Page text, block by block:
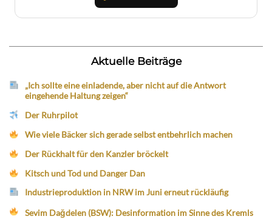
Aktuelle Beiträge
„Ich sollte eine einladende, aber nicht auf die Antwort
eingehende Haltung zeigen“
Der Ruhrpilot
Wie viele Bäcker sich gerade selbst entbehrlich machen
Der Rückhalt für den Kanzler bröckelt
Kitsch und Tod und Danger Dan
Industrieproduktion in NRW im Juni erneut rückläufig
Sevim Dağdelen (BSW): Desinformation im Sinne des Kremls